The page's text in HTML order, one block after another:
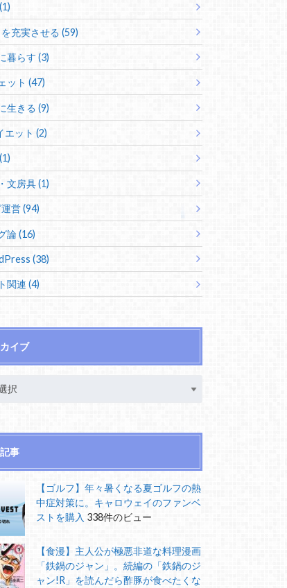
充実させる (59)
暮らす (3)
ット (47)
生きる (9)
エット (2)
文房具 (1)
営 (94)
論 (16)
(38)
関連 (4)
イブ
事
【ゴルフ】年々暑くなる夏ゴルフの熱
中症対策に。キャロウェイのファンベ
ストを購入 338件のビュー
【食漫】主人公が極悪非道な料理漫画
「鉄鍋のジャン」。続編の「鉄鍋のジ
ャン!R」を読んだら酢豚が食べたくな